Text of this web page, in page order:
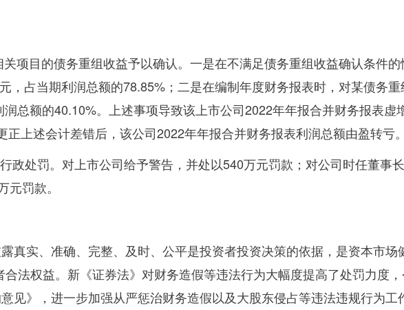
项目的债务重组收益予以确认。一是在不满足债务重组收益确认条件
，占当期利润总额的78.85% ；二是在编制年度财务报表时，对某债务
润总额的40.10%。上述事项导致该上市公司2022年年报合并财务报表虚
正上述会计差错后，该公司2022年年报合并财务报表利润总额由盈转亏。
政处罚。对上市公司给予警告，并处以540万元罚款；对公司时任董事
元罚款。
真实、准确、完整、及时、公平是投资者投资决策的依据，是资本市
合法权益。新《证券法》对财务造假等违法行为大幅度提高了处罚力度
见》，进一步加强从严惩治财务造假以及大股东侵占等违法违规行为工